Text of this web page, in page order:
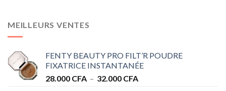
MEILLEURS VENTES
FENTY BEAUTY PRO FILT’R POUDRE
FIXATRICE INSTANTANÉE
28.000 CFA – 32.000 CFAPlage